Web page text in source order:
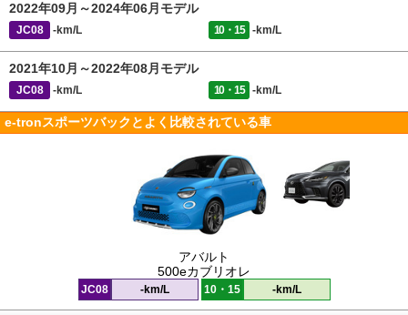
2022年09月～2024年06月モデル
JC08 -km/L 10・15 -km/L
2021年10月～2022年08月モデル
JC08 -km/L 10・15 -km/L
e-tronスポーツバックとよく比較されている車
アバルト
500eカブリオレ
JC08 -km/L 10・15 -km/L